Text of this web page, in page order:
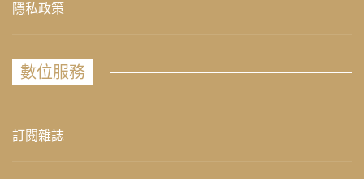
隱私政策
數位服務
訂閱雜誌